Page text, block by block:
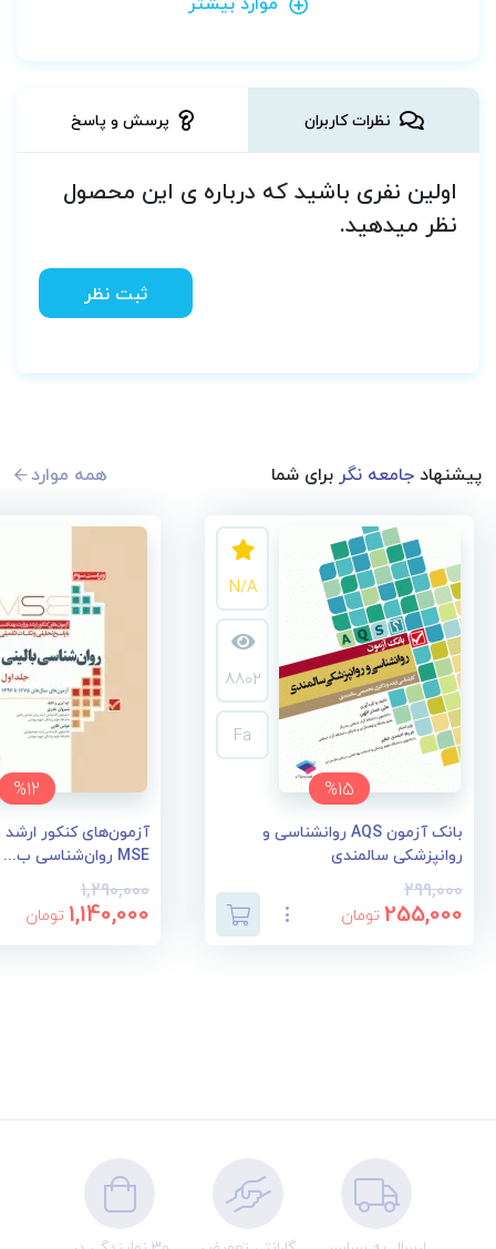
نظرات کاربران پرسش و پاسخ
اولین نفری باشید که درباره ی این محصول
نظر میدهید.
ثبت نظر
پیشنهادجامعه نگربرای شما همه موارد
%15
N/A
8802
Fa
بانک آزمون AQS روانشناسی و
روانپزشکی سالمندی
299,000
255,000 تومان
%12
آزمون‌های کنکور
MSE روان‌شناسی ب...
1,290,000
1,140,000 تومان